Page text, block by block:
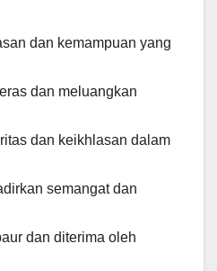
dan kemampuan yang
dan meluangkan
dan keikhlasan dalam
semangat dan
dan diterima oleh